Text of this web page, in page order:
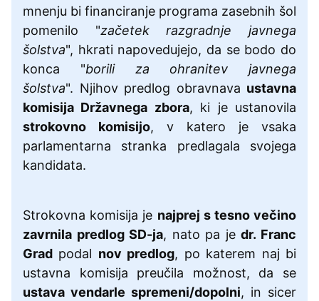
mnenju bi financiranje programa zasebnih šol
pomenilo "začetek razgradnje javnega
šolstva", hkrati napovedujejo, da se bodo do
konca "borili za ohranitev javnega
šolstva". Njihov predlog obravnava ustavna
komisija Državnega zbora, ki je ustanovila
strokovno komisijo, v katero je vsaka
parlamentarna stranka predlagala svojega
kandidata.
Strokovna komisija je najprej s tesno večino
zavrnila predlog SD-ja, nato pa jedr. Franc
Grad podal nov predlog, po katerem naj bi
ustavna komisija preučila možnost, da se
ustava vendarle spremeni/dopolni, in sicer